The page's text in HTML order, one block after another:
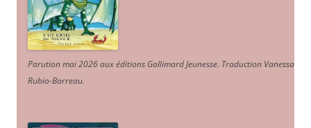
Parution mai 2026 aux éditions Gallimard Jeunesse. Traduction Vanessa
Rubio-Barreau.